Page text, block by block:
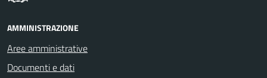
AMMINISTRAZIONE
Aree amministrative
Documenti e dati